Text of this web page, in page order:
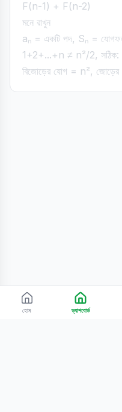
F(n-1) + F(n-2)
মনে রাখুন
aₙ = একটি পদ, Sₙ =
1+2+...+n ≠ n²/2,
বিজোড়ের যোগ = n²,
হোম ড্যাশবোর্ড